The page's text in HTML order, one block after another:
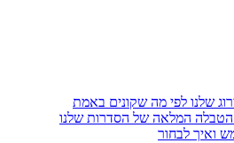
שלנו לפי מה שקונים באמת
הטבלה המלאה של הסדרות שלנו
ואיך לבחור